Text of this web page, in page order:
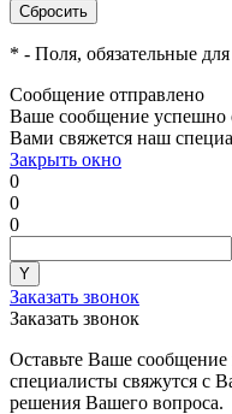
* - Поля, обязательные
Сообщение отправлено
Ваше сообщение успешно
Вами свяжется наш
Закрыть окно
0
0
0
Заказать звонок
Заказать звонок
Оставьте Ваше
специалисты свяжутся с
решения Вашего вопроса.